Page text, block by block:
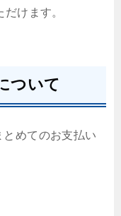
けます。
ついて
めてのお支払い